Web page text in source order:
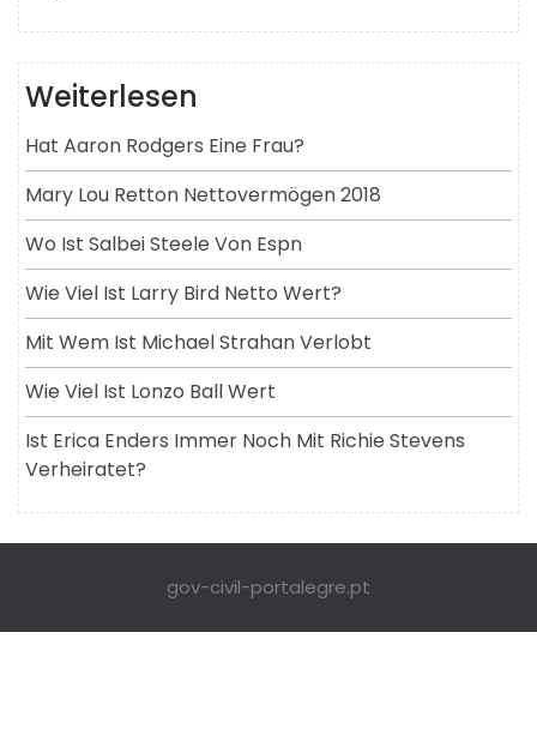
Weiterlesen
Hat Aaron Rodgers Eine Frau?
Mary Lou Retton Nettovermögen 2018
Wo Ist Salbei Steele Von Espn
Wie Viel Ist Larry Bird Netto Wert?
Mit Wem Ist Michael Strahan Verlobt
Wie Viel Ist Lonzo Ball Wert
Ist Erica Enders Immer Noch Mit Richie Stevens
Verheiratet?
gov-civil-portalegre.pt